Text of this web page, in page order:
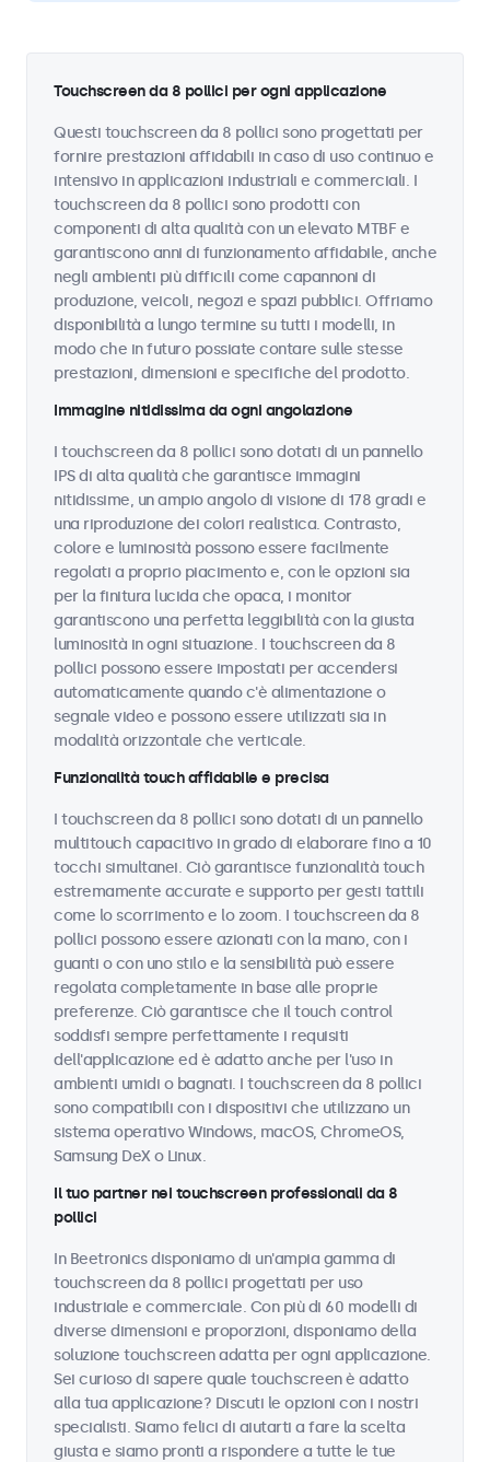
Touchscreen da 8 pollici per ogni applicazione
Questi touchscreen da 8 pollici sono progettati per
fornire prestazioni affidabili in caso di uso continuo e
intensivo in applicazioni industriali e commerciali. I
touchscreen da 8 pollici sono prodotti con
componenti di alta qualità con un elevato MTBF e
garantiscono anni di funzionamento affidabile, anche
negli ambienti più difficili come capannoni di
produzione, veicoli, negozi e spazi pubblici. Offriamo
disponibilità a lungo termine su tutti i modelli, in
modo che in futuro possiate contare sulle stesse
prestazioni, dimensioni e specifiche del prodotto.
Immagine nitidissima da ogni angolazione
I touchscreen da 8 pollici sono dotati di un pannello
IPS di alta qualità che garantisce immagini
nitidissime, un ampio angolo di visione di 178 gradi e
una riproduzione dei colori realistica. Contrasto,
colore e luminosità possono essere facilmente
regolati a proprio piacimento e, con le opzioni sia
per la finitura lucida che opaca, i monitor
garantiscono una perfetta leggibilità con la giusta
luminosità in ogni situazione. I touchscreen da 8
pollici possono essere impostati per accendersi
automaticamente quando c'è alimentazione o
segnale video e possono essere utilizzati sia in
modalità orizzontale che verticale.
Funzionalità touch affidabile e precisa
I touchscreen da 8 pollici sono dotati di un pannello
multitouch capacitivo in grado di elaborare fino a 10
tocchi simultanei. Ciò garantisce funzionalità touch
estremamente accurate e supporto per gesti tattili
come lo scorrimento e lo zoom. I touchscreen da 8
pollici possono essere azionati con la mano, con i
guanti o con uno stilo e la sensibilità può essere
regolata completamente in base alle proprie
preferenze. Ciò garantisce che il touch control
soddisfi sempre perfettamente i requisiti
dell'applicazione ed è adatto anche per l'uso in
ambienti umidi o bagnati. I touchscreen da 8 pollici
sono compatibili con i dispositivi che utilizzano un
sistema operativo Windows, macOS, ChromeOS,
Samsung DeX o Linux.
Il tuo partner nei touchscreen professionali da 8
pollici
In Beetronics disponiamo di un'ampia gamma di
touchscreen da 8 pollici progettati per uso
industriale e commerciale. Con più di 60 modelli di
diverse dimensioni e proporzioni, disponiamo della
soluzione touchscreen adatta per ogni applicazione.
Sei curioso di sapere quale touchscreen è adatto
alla tua applicazione? Discuti le opzioni con i nostri
specialisti. Siamo felici di aiutarti a fare la scelta
giusta e siamo pronti a rispondere a tutte le tue